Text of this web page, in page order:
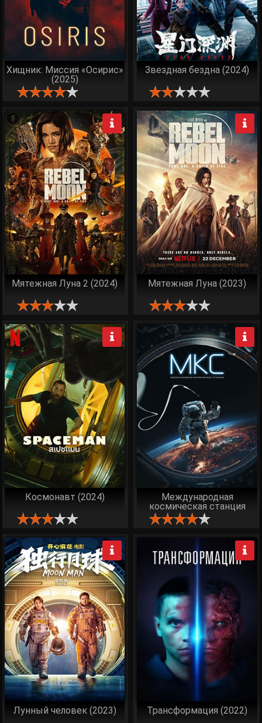
Хищник: Миссия «Осирис»
(2025)
Звездная бездна (2024)
Мятежная Луна 2 (2024) Мятежная Луна (2023)
Космонавт (2024)
Международная
космическая станция
(2023)
Лунный человек (2023) Трансформация (2022)